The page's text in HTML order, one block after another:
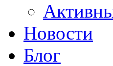
Новости
Блог